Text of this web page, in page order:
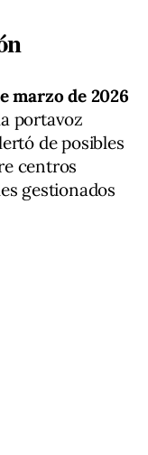
marzo de 2026
portavoz
de posibles
centros
gestionados